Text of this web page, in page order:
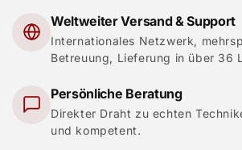
Weltweiter Versand & Support
Internationales Netzwerk,
Betreuung, Lieferung in über 36
Persönliche Beratung
Direkter Draht zu echten
und kompetent.